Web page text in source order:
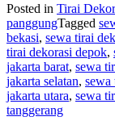
Posted in Tirai
panggungTagged
bekasi, sewa tirai
tirai dekorasi depok,
jakarta barat, sewa
jakarta selatan, sewa
jakarta utara, sewa
tanggerang